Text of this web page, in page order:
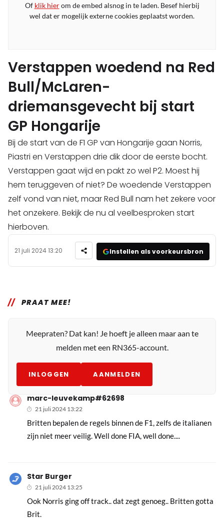
Of klik hierom de embed alsnog in te laden. Besef hierbij
wel dat er mogelijk externe cookies geplaatst worden.
Verstappen woedend na Red
Bull/McLaren-
driemansgevecht bij start
GP Hongarije
Bij de start van de F1 GP van Hongarije gaan Norris,
Piastri en Verstappen drie dik door de eerste bocht.
Verstappen gaat wijd en pakt zo wel P2. Moest hij
hem teruggeven of niet? De woedende Verstappen
zelf vond van niet, maar Red Bull nam het zekere voor
het onzekere. Bekijk de nu al veelbesproken start
hierboven.
21 juli 2024 13:20 Instellen als voorkeursbron
PRAAT MEE!
Meepraten? Dat kan! Je hoeft je alleen maar aan te
melden met een RN365-account.
INLOGGEN AANMELDEN
marc-leuvekamp#62698
21 juli 2024 13:22
Britten bepalen de regels binnen de F1, zelfs de italianen
zijn niet meer veilig. Well done FIA, well done....
Star Burger
21 juli 2024 13:25
Ook Norris ging off track.. dat zegt genoeg.. Britten gotta
Brit.